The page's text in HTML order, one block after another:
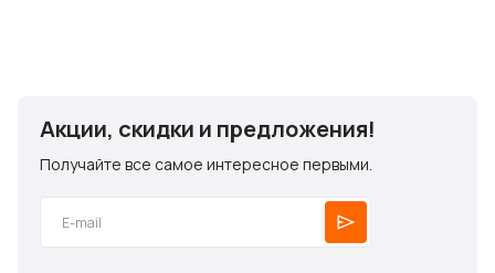
Акции, скидки и предложения!
Получайте все самое интересное первыми.